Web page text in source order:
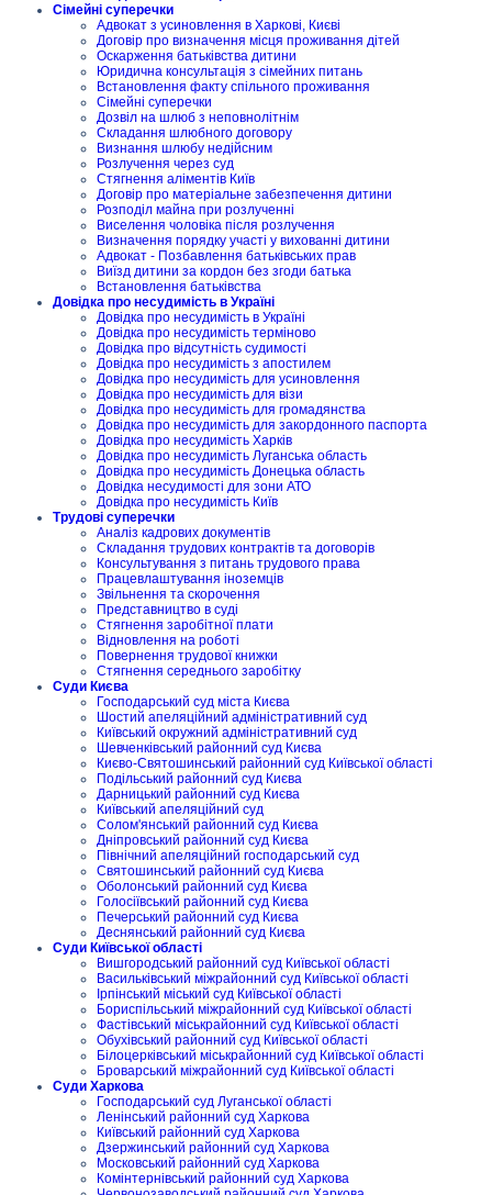
Сімейні суперечки
Адвокат з усиновлення в Харкові, Києві
Договір про визначення місця проживання дітей
Оскарження батьківства дитини
Юридична консультація з сімейних питань
Встановлення факту спільного проживання
Сімейні суперечки
Дозвіл на шлюб з неповнолітнім
Складання шлюбного договору
Визнання шлюбу недійсним
Розлучення через суд
Стягнення аліментів Київ
Договір про матеріальне забезпечення дитини
Розподіл майна при розлученні
Виселення чоловіка після розлучення
Визначення порядку участі у вихованні дитини
Адвокат - Позбавлення батьківських прав
Виїзд дитини за кордон без згоди батька
Встановлення батьківства
Довідка про несудимість в Україні
Довідка про несудимість в Україні
Довідка про несудимість терміново
Довідка про відсутність судимості
Довідка про несудимість з апостилем
Довідка про несудимість для усиновлення
Довідка про несудимість для візи
Довідка про несудимість для громадянства
Довідка про несудимість для закордонного паспорта
Довідка про несудимість Харків
Довідка про несудимість Луганська область
Довідка про несудимість Донецька область
Довідка несудимості для зони АТО
Довідка про несудимість Київ
Трудові суперечки
Аналіз кадрових документів
Складання трудових контрактів та договорів
Консультування з питань трудового права
Працевлаштування іноземців
Звільнення та скорочення
Представництво в суді
Стягнення заробітної плати
Відновлення на роботі
Повернення трудової книжки
Стягнення середнього заробітку
Суди Києва
Господарський суд міста Києва
Шостий апеляційний адміністративний суд
Київський окружний адміністративний суд
Шевченківський районний суд Києва
Києво-Святошинський районний суд Київської області
Подільський районний суд Києва
Дарницький районний суд Києва
Київський апеляційний суд
Солом'янський районний суд Києва
Дніпровський районний суд Києва
Північний апеляційний господарський суд
Святошинський районний суд Києва
Оболонський районний суд Києва
Голосіївський районний суд Києва
Печерський районний суд Києва
Деснянський районний суд Києва
Суди Київської області
Вишгородський районний суд Київської області
Васильківський міжрайонний суд Київської області
Ірпінський міський суд Київської області
Бориспільський міжрайонний суд Київської області
Фастівський міськрайонний суд Київської області
Обухівський районний суд Київської області
Білоцерківський міськрайонний суд Київської області
Броварський міжрайонний суд Київської області
Суди Харкова
Господарський суд Луганської області
Ленінський районний суд Харкова
Київський районний суд Харкова
Дзержинський районний суд Харкова
Московський районний суд Харкова
Комінтернівський районний суд Харкова